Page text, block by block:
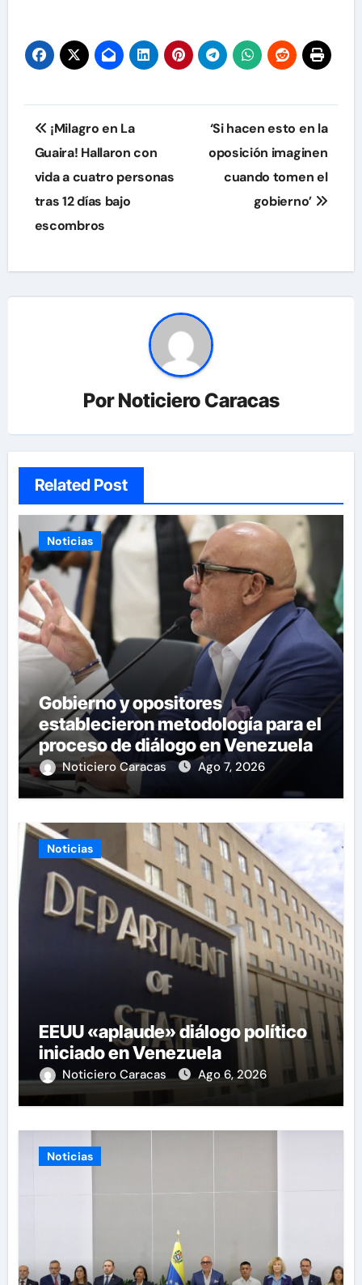
Navegación
de
entradas
¡Milagro en La
Guaira! Hallaron con
vida a cuatro personas
tras 12 días bajo
escombros
‘Si hacen esto en la
oposición imaginen
cuando tomen el
gobierno’
PorNoticiero Caracas
Related Post
Noticias
Gobierno y opositores
establecieron metodología para el
proceso de diálogo en Venezuela
Noticiero Caracas Ago 7, 2026
Noticias
EEUU «aplaude» diálogo político
iniciado en Venezuela
Noticiero Caracas Ago 6, 2026
Noticias